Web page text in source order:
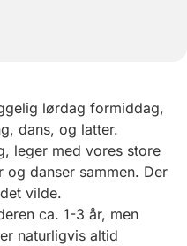
lørdag formiddag,
dans, og latter.
leger med vores store
danser sammen. Der
vilde.
ca. 1-3 år, men
naturligvis altid